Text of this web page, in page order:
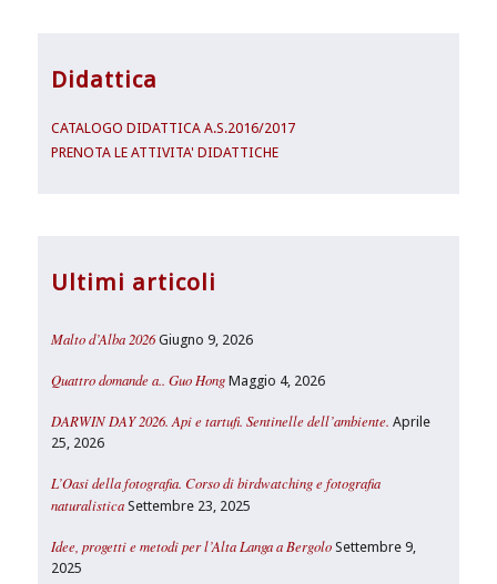
Didattica
CATALOGO DIDATTICA A.S.2016/2017
PRENOTA LE ATTIVITA' DIDATTICHE
Ultimi articoli
Malto d’Alba 2026 Giugno 9, 2026
Quattro domande a.. Guo Hong Maggio 4, 2026
DARWIN DAY 2026. Api e tartufi. Sentinelle dell’ambiente. Aprile
25, 2026
L’Oasi della fotografia. Corso di birdwatching e fotografia
naturalistica Settembre 23, 2025
Idee, progetti e metodi per l’Alta Langa a Bergolo Settembre 9,
2025